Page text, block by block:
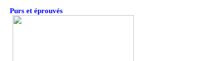
Purs et éprouvés